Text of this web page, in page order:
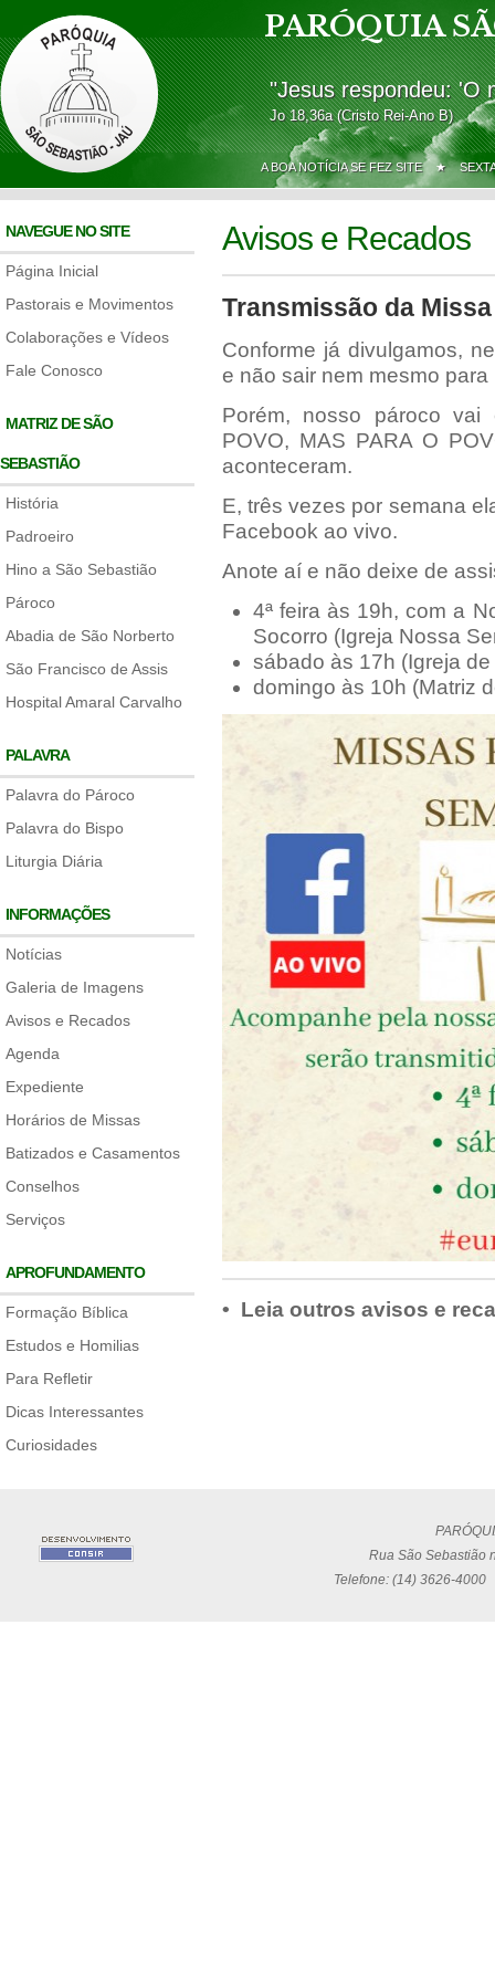
PARÓQUIA
"Jesus respondeu: 'O
Jo 18,36a (Cristo Rei-Ano B)
A BOA NOTÍCIA SE FEZ SITE ★
NAVEGUE NO SITE
Página Inicial
Pastorais e Movimentos
Colaborações e Vídeos
Fale Conosco
MATRIZ DE SÃO
SEBASTIÃO
História
Padroeiro
Hino a São Sebastião
Pároco
Abadia de São Norberto
São Francisco de Assis
Hospital Amaral Carvalho
PALAVRA
Palavra do Pároco
Palavra do Bispo
Liturgia Diária
INFORMAÇÕES
Notícias
Galeria de Imagens
Avisos e Recados
Agenda
Expediente
Horários de Missas
Batizados e Casamentos
Conselhos
Serviços
APROFUNDAMENTO
Formação Bíblica
Estudos e Homilias
Para Refletir
Dicas Interessantes
Curiosidades
Avisos e Recados
Transmissão da
Conforme já divulgamos,
e não sair nem mesmo
Porém, nosso pároco
POVO, MAS PARA O
aconteceram.
E, três vezes por semana
Facebook ao vivo.
Anote aí e não deixe de
4ª feira às 19h, com a
Socorro (Igreja Nossa
sábado às 17h (Igreja
domingo às 10h (Matriz
• Leia outros avisos e
Rua São Sebastião
Telefone: (14) 3626-